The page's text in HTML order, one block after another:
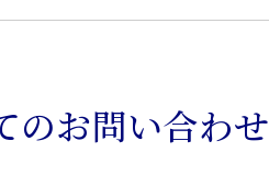
段
棚
のお問い合わせ